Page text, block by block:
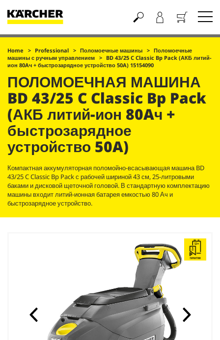
Корзина
Home Professional Поломоечные машины
Поломоечные
машины с ручным управлением
BD 43/25 C Classic Bp Pack (АКБ литий-
ион 80Aч + быстрозарядное устройство 50A) 15154090
ПОЛОМОЕЧНАЯ МАШИНА
BD 43/25 C Classic Bp Pack
(АКБ литий-ион 80Aч +
быстрозарядное
устройство 50A)
Компактная аккумуляторная поломойно-всасывающая машина BD
43/25 C Classic Bp Pack с рабочей шириной 43 см, 25-литровыми
баками и дисковой щеточной головой. В стандартную комплектацию
машины входит литий-ионная батарея емкостью 80 Ач и
быстрозарядное устройство.